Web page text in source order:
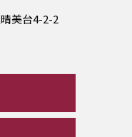
美台4-2-2